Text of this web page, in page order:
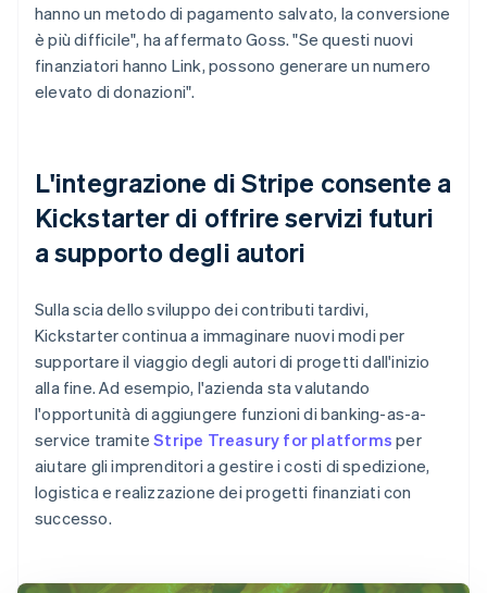
hanno un metodo di pagamento salvato, la conversione
è più difficile", ha affermato Goss. "Se questi nuovi
finanziatori hanno Link, possono generare un numero
elevato di donazioni".
L'integrazione di Stripe consente a
Kickstarter di offrire servizi futuri
a supporto degli autori
Sulla scia dello sviluppo dei contributi tardivi,
Kickstarter continua a immaginare nuovi modi per
supportare il viaggio degli autori di progetti dall'inizio
alla fine. Ad esempio, l'azienda sta valutando
l'opportunità di aggiungere funzioni di banking-as-a-
service tramiteStripe Treasury for platformsper
aiutare gli imprenditori a gestire i costi di spedizione,
logistica e realizzazione dei progetti finanziati con
successo.